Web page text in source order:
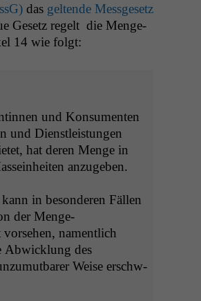
das gel­tende Mess­ge­setz
Gesetz regelt die Men­ge­
14 wie folgt:
und Kon­sumenten
und Dienstleistungen
hat deren Menge in
anzugeben.
in beson­deren Fällen
der Men­ge­
namentlich
Abwick­lung des
Weise erschw­